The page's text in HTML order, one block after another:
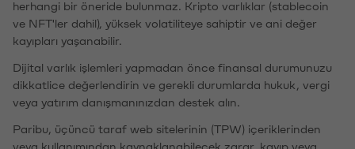
herhangi bir öneride bulunmaz. Kripto varlıklar (stablecoin
ve NFT'ler dahil), yüksek volatiliteye sahiptir ve ani değer
kayıpları yaşanabilir.
Dijital varlık işlemleri yapmadan önce finansal durumunuzu
dikkatlice değerlendirin ve gerekli durumlarda hukuk, vergi
veya yatırım danışmanınızdan destek alın.
Paribu, üçüncü taraf web sitelerinin (TPW) içeriklerinden